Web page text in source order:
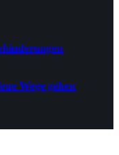
Wege gehen